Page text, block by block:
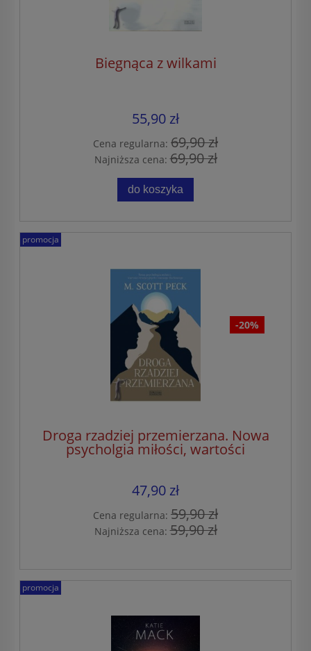
Biegnąca z wilkami
55,90 zł
Cena regularna: 69,90 zł
Najniższa cena:69,90 zł
do koszyka
-20%
Droga rzadziej przemierzana. Nowa
psycholgia miłości, wartości
tradycyjnych i rozwoju duchowego
47,90 zł
Cena regularna: 59,90 zł
Najniższa cena:59,90 zł
promocja
promocja